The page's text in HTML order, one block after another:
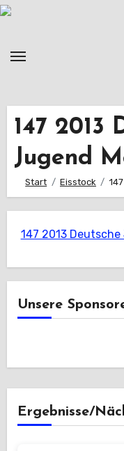
Zum
147 2013
Jugend
Start Eisstock
147 2013
Unsere
Ergebnisse/